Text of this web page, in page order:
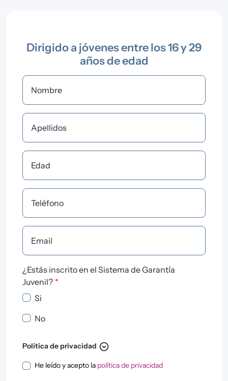
Dirigido a jóvenes entre los 16 y 29
años de edad
Nombre
Apellidos
Edad
Teléfono
Email
¿Estás inscrito en el Sistema de Garantía
Juvenil? *
Si
No
Política de privacidad expand_circle_down
Política de privacidad
He leído y acepto la política de privacidad